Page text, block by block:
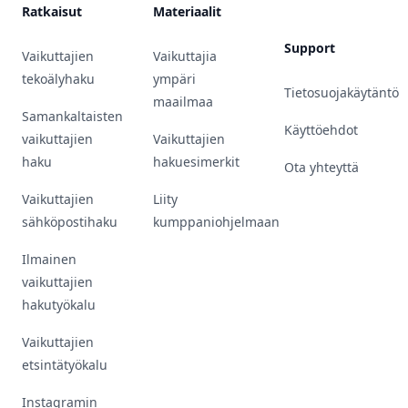
Ratkaisut
Vaikuttajien
tekoälyhaku
Samankaltaisten
vaikuttajien
haku
Vaikuttajien
sähköpostihaku
Ilmainen
vaikuttajien
hakutyökalu
Vaikuttajien
etsintätyökalu
Instagramin
Materiaalit
Vaikuttajia
ympäri
maailmaa
Vaikuttajien
hakuesimerkit
Liity
kumppaniohjelmaan
Support
Tietosuojakäytäntö
Käyttöehdot
Ota yhteyttä